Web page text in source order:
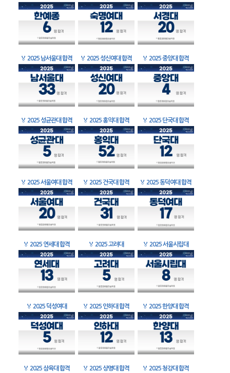
🏅 2025 남서울대 합격 🏅 2025 성신여대 합격 🏅 2025 중앙대 합격
🏅 2025 성균관대 합격 🏅 2025 홍익대 합격 🏅 2025 단국대 합격
🏅 2025 서울여대 합격 🏅 2025 건국대 합격 🏅 2025 동덕여대 합격
🏅 2025 연세대 합격 🏅 2025 고려대 🏅 2025 서울시립대
🏅 2025 덕성여대 🏅 2025 인하대 합격 🏅 2025 한양대 합격
🏅 2025 삼육대 합격 🏅 2025 상명대 합격 🏅 2025 청강대 합격